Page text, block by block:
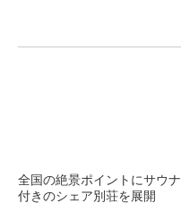
全国の絶景ポイントにサウナ
付きのシェア別荘を展開